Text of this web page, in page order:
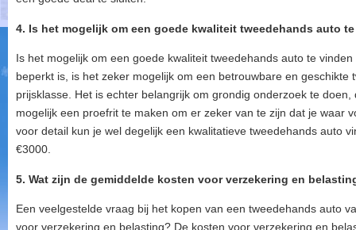
4. Is het mogelijk om een goede kwaliteit tweedehands auto
Is het mogelijk om een goede kwaliteit tweedehands auto te
beperkt is, is het zeker mogelijk om een betrouwbare en
prijsklasse. Het is echter belangrijk om grondig onderzoek te
mogelijk een proefrit te maken om er zeker van te zijn dat je waar
voor detail kun je wel degelijk een kwalitatieve tweedehands auto
€3000.
5. Wat zijn de gemiddelde kosten voor verzekering en
Een veelgestelde vraag bij het kopen van een tweedehands auto
voor verzekering en belasting? De kosten voor verzekering en